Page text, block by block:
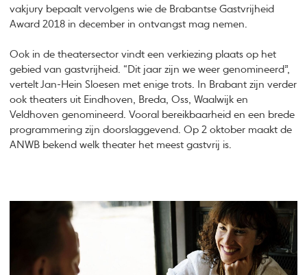
vakjury bepaalt vervolgens wie de Brabantse Gastvrijheid
Award 2018 in december in ontvangst mag nemen.
Ook in de theatersector vindt een verkiezing plaats op het
gebied van gastvrijheid. “Dit jaar zijn we weer genomineerd”,
vertelt Jan-Hein Sloesen met enige trots. In Brabant zijn verder
ook theaters uit Eindhoven, Breda, Oss, Waalwijk en
Veldhoven genomineerd. Vooral bereikbaarheid en een brede
programmering zijn doorslaggevend. Op 2 oktober maakt de
ANWB bekend welk theater het meest gastvrij is.